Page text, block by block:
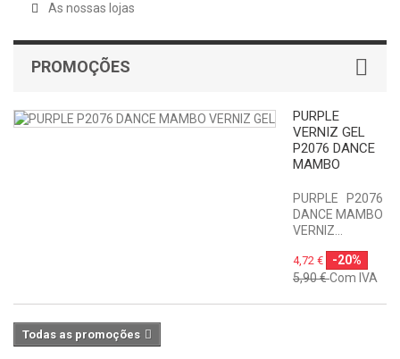
As nossas lojas
PROMOÇÕES
PURPLE
VERNIZ GEL
P2076 DANCE
MAMBO
PURPLE P2076
DANCE MAMBO
VERNIZ...
4,72 €
-20%
5,90 €Com IVA
Todas as promoções